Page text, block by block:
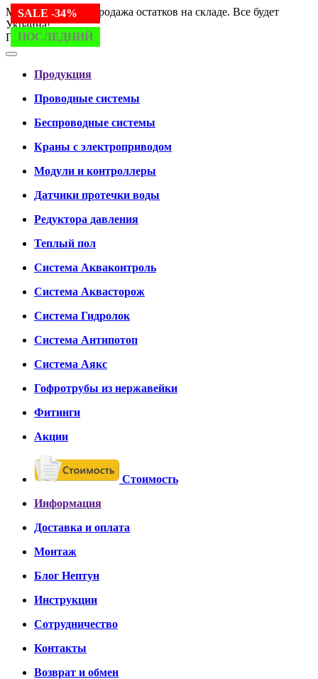
Мы работаем. Распродажа остатков на складе. Все будет
Украина!
Продукция
Продукция
Проводные системы
Беспроводные системы
Краны с электроприводом
Модули и контроллеры
Датчики протечки воды
Редуктора давления
Теплый пол
Система Акваконтроль
Система Аквасторож
Система Гидролок
Система Антипотоп
Система Аякс
Гофротрубы из нержавейки
Фитинги
Акции
Стоимость
Информация
Доставка и оплата
Монтаж
Блог Нептун
Инструкции
Сотрудничество
Контакты
Возврат и обмен
SALE -24%
ПОСЛЕДНИЙ
SALE -30%
ПОСЛЕДНИЙ
SALE -34%
ПОСЛЕДНИЙ